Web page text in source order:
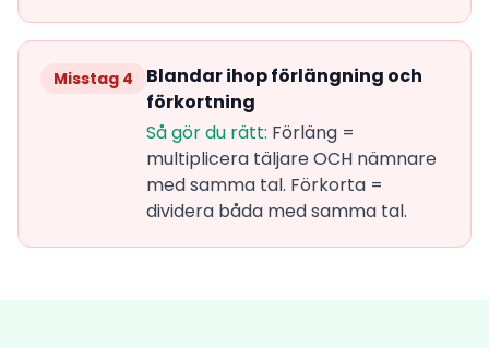
Misstag 4
Blandar ihop förlängning och
förkortning
Så gör du rätt: Förläng =
multiplicera täljare OCH nämnare
med samma tal. Förkorta =
dividera båda med samma tal.